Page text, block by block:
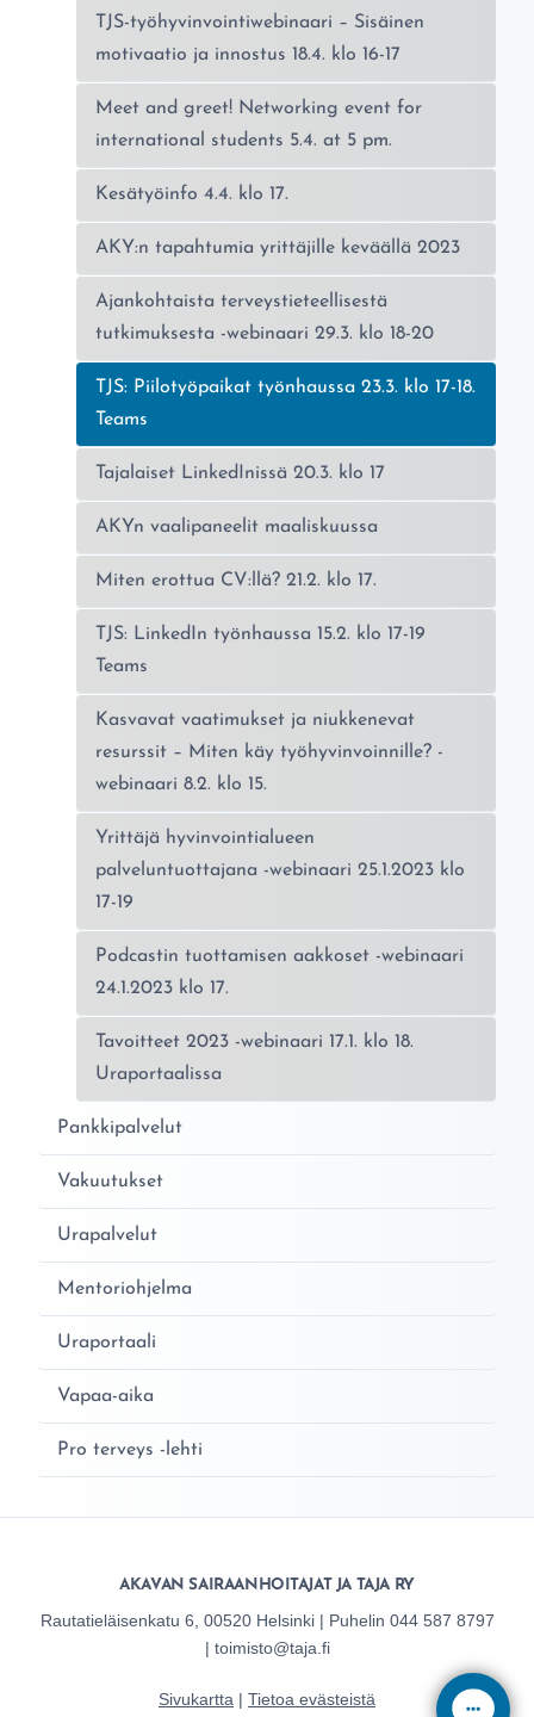
TJS-työhyvinvointiwebinaari – Sisäinen
motivaatio ja innostus 18.4. klo 16-17
Meet and greet! Networking event for
international students 5.4. at 5 pm.
Kesätyöinfo 4.4. klo 17.
AKY:n tapahtumia yrittäjille keväällä 2023
Ajankohtaista terveystieteellisestä
tutkimuksesta -webinaari 29.3. klo 18-20
Nykyinen sivu:
TJS: Piilotyöpaikat työnhaussa 23.3. klo 17-18.
Teams
Tajalaiset LinkedInissä 20.3. klo 17
AKYn vaalipaneelit maaliskuussa
Miten erottua CV:llä? 21.2. klo 17.
TJS: LinkedIn työnhaussa 15.2. klo 17-19
Teams
Kasvavat vaatimukset ja niukkenevat
resurssit – Miten käy työhyvinvoinnille? -
webinaari 8.2. klo 15.
Yrittäjä hyvinvointialueen
palveluntuottajana -webinaari 25.1.2023 klo
17-19
Podcastin tuottamisen aakkoset -webinaari
24.1.2023 klo 17.
Tavoitteet 2023 -webinaari 17.1. klo 18.
Uraportaalissa
Pankkipalvelut
Vakuutukset
Urapalvelut
Mentoriohjelma
Uraportaali
Vapaa-aika
Pro terveys -lehti
AKAVAN SAIRAANHOITAJAT JA TAJA RY
Rautatieläisenkatu 6, 00520 Helsinki | Puhelin 044 587 8797
| toimisto@taja.fi
Sivukartta Tietoa evästeistä